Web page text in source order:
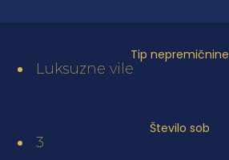
Tip nepremičnine
Luksuzne vile
Število sob
3